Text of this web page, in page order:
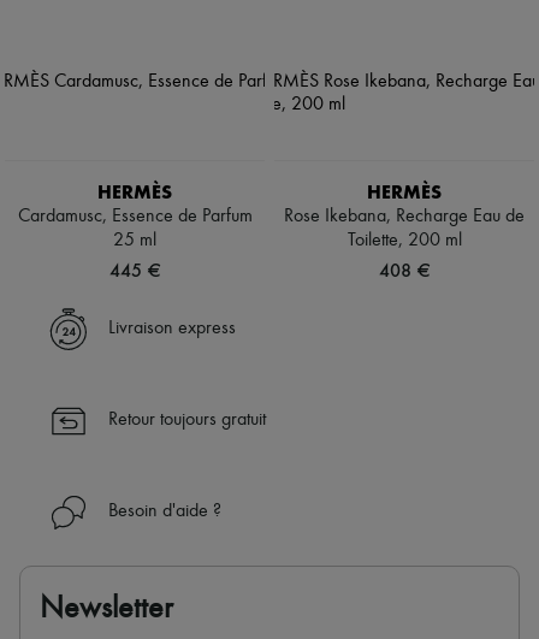
HERMÈS
Cardamusc, Essence de Parfum
25 ml
445 €
HERMÈS
Rose Ikebana, Recharge Eau de
Toilette, 200 ml
408 €
Livraison express
Retour toujours gratuit
Besoin d'aide ?
Newsletter